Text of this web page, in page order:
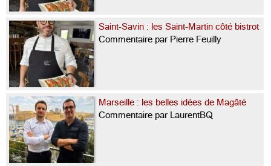
Saint-Savin : les Saint-Martin côté bistrot
Commentaire par Pierre Feuilly
Marseille : les belles idées de Magâté
Commentaire par LaurentBQ